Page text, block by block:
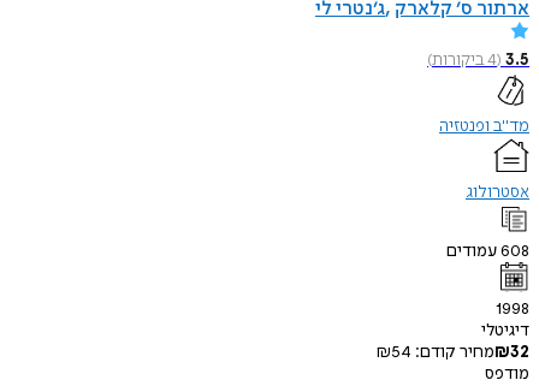
ס׳ קלארק ג׳נטרי לי
ביקורות)
קודם:
₪54